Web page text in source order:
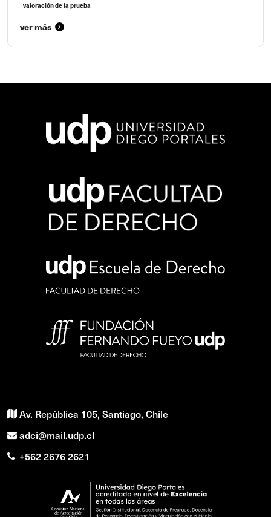
valoración de la prueba
ver más
Av. República 105, Santiago, Chile
adci@mail.udp.cl
+562 2676 2621